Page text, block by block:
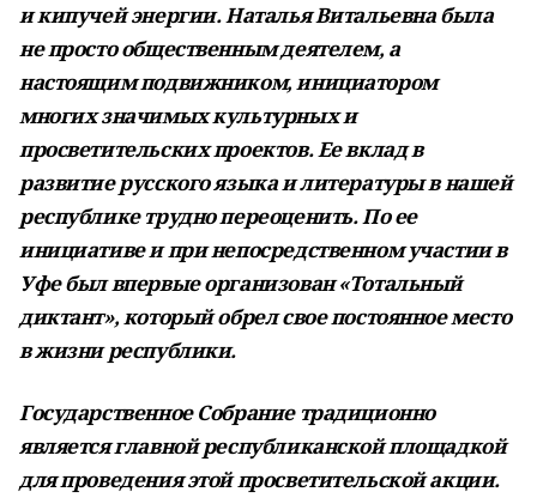
и кипучей энергии. Наталья Витальевна была
не просто общественным деятелем, а
настоящим подвижником, инициатором
многих значимых культурных и
просветительских проектов. Ее вклад в
развитие русского языка и литературы в нашей
республике трудно переоценить. По ее
инициативе и при непосредственном участии в
Уфе был впервые организован «Тотальный
диктант», который обрел свое постоянное место
в жизни республики.
Государственное Собрание традиционно
является главной республиканской площадкой
для проведения этой просветительской акции.